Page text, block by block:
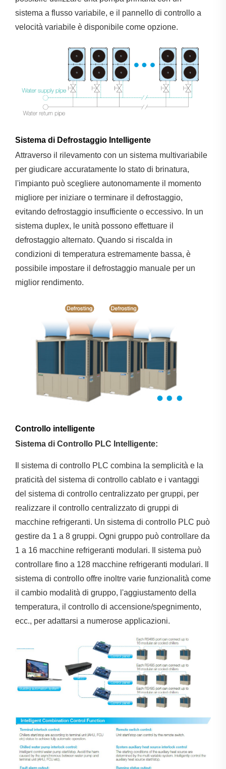
sistema a flusso variabile, e il pannello di controllo a
velocità variabile è disponibile come opzione.
Sistema di Defrostaggio Intelligente
Attraverso il rilevamento con un sistema multivariabile
per giudicare accuratamente lo stato di brinatura,
l'impianto può scegliere autonomamente il momento
migliore per iniziare o terminare il defrostaggio,
evitando defrostaggio insufficiente o eccessivo. In un
sistema duplex, le unità possono effettuare il
defrostaggio alternato. Quando si riscalda in
condizioni di temperatura estremamente bassa, è
possibile impostare il defrostaggio manuale per un
miglior rendimento.
Controllo intelligente
Sistema di Controllo PLC Intelligente:
Il sistema di controllo PLC combina la semplicità e la
praticità del sistema di controllo cablato e i vantaggi
del sistema di controllo centralizzato per gruppi, per
realizzare il controllo centralizzato di gruppi di
macchine refrigeranti. Un sistema di controllo PLC può
gestire da 1 a 8 gruppi. Ogni gruppo può controllare da
1 a 16 macchine refrigeranti modulari. Il sistema può
controllare fino a 128 macchine refrigeranti modulari. Il
sistema di controllo offre inoltre varie funzionalità come
il cambio modalità di gruppo, l'aggiustamento della
temperatura, il controllo di accensione/spegnimento,
ecc., per adattarsi a numerose applicazioni.